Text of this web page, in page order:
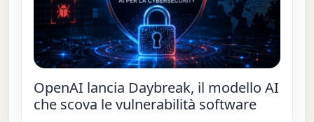
OpenAI lancia Daybreak, il modello AI
che scova le vulnerabilità software